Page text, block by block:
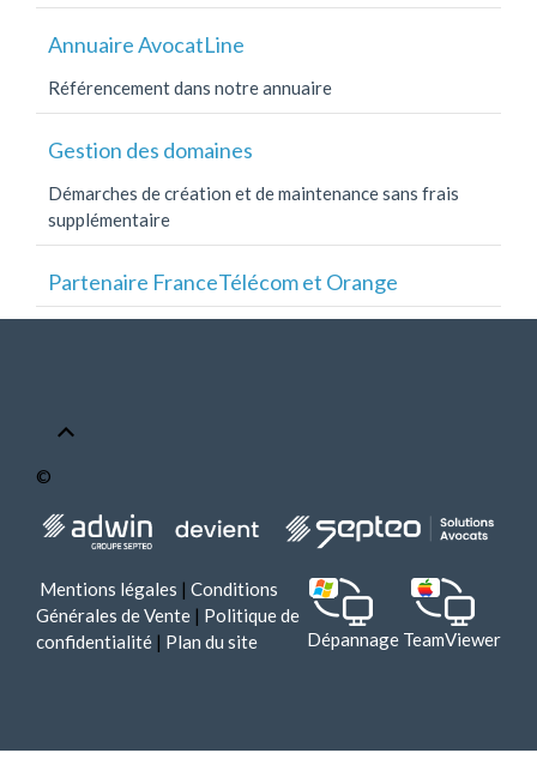
Annuaire AvocatLine
Référencement dans notre annuaire
Gestion des domaines
Démarches de création et de maintenance sans frais
supplémentaire
Partenaire FranceTélécom et Orange
©
Dépannage TeamViewer
Mentions légales | Conditions
Générales de Vente | Politique de
confidentialité | Plan du site